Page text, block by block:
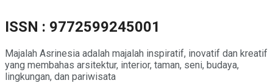
ISSN : 9772599245001
Majalah Asrinesia adalah majalah inspiratif, inovatif dan kreatif
yang membahas arsitektur, interior, taman, seni, budaya,
lingkungan, dan pariwisata